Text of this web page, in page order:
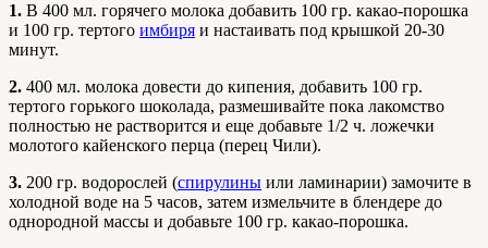
1. В 400 мл. горячего молока добавить 100 гр. какао-порошка
и 100 гр. тертого имбиря и настаивать под крышкой 20-30
минут.
2. 400 мл. молока довести до кипения, добавить 100 гр.
тертого горького шоколада, размешивайте пока лакомство
полностью не растворится и еще добавьте 1/2 ч. ложечки
молотого кайенского перца (перец Чили).
3. 200 гр. водорослей (спирулины или ламинарии) замочите в
холодной воде на 5 часов, затем измельчите в блендере до
однородной массы и добавьте 100 гр. какао-порошка.